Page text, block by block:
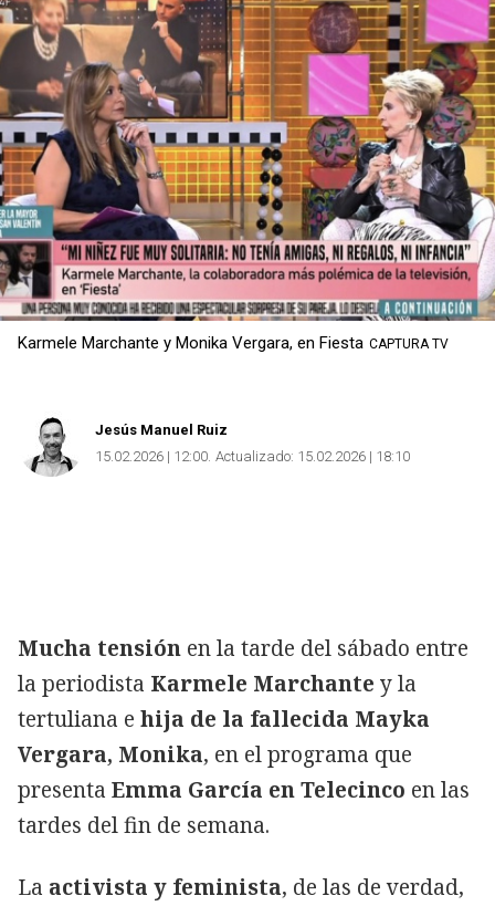
Karmele Marchante y Monika Vergara, en Fiesta CAPTURA TV
Jesús Manuel Ruiz
15.02.2026 | 12:00 Actualizado: 15.02.2026 | 18:10
Mucha tensión en la tarde del sábado entre
la periodista Karmele Marchante y la
tertuliana e hija de la fallecida Mayka
Vergara, Monika, en el programa que
presenta Emma García en Telecinco en las
tardes del fin de semana.
La activista y feminista, de las de verdad,